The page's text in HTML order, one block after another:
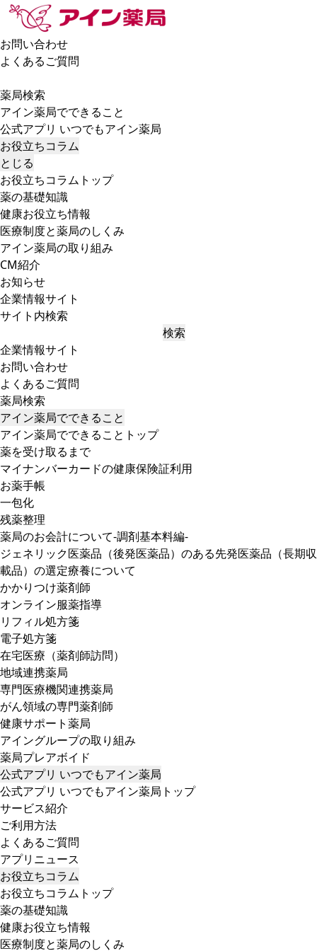
お問い合わせ
よくあるご質問
薬局検索
アイン薬局でできること
公式アプリ いつでもアイン薬局
お役立ちコラム
とじる
お役立ちコラムトップ
薬の基礎知識
健康お役立ち情報
医療制度と薬局のしくみ
アイン薬局の取り組み
CM紹介
お知らせ
企業情報サイト
サイト内検索
検索
企業情報サイト
お問い合わせ
よくあるご質問
薬局検索
アイン薬局でできること
アイン薬局でできることトップ
薬を受け取るまで
マイナンバーカードの健康保険証利用
お薬手帳
一包化
残薬整理
薬局のお会計について-調剤基本料編-
ジェネリック医薬品（後発医薬品）のある先発医薬品（長期収
載品）の選定療養について
かかりつけ薬剤師
オンライン服薬指導
リフィル処方箋
電子処方箋
在宅医療（薬剤師訪問）
地域連携薬局
専門医療機関連携薬局
がん領域の専門薬剤師
健康サポート薬局
アイングループの取り組み
薬局プレアボイド
公式アプリ いつでもアイン薬局
公式アプリ いつでもアイン薬局トップ
サービス紹介
ご利用方法
よくあるご質問
アプリニュース
お役立ちコラム
お役立ちコラムトップ
薬の基礎知識
健康お役立ち情報
医療制度と薬局のしくみ